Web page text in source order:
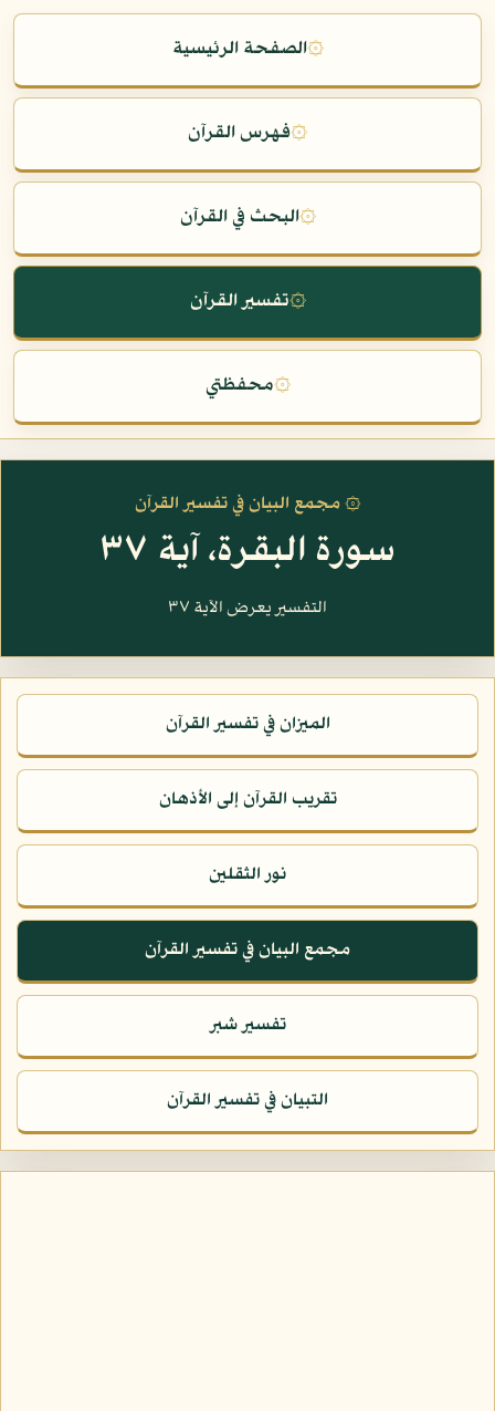
۞الصفحة الرئيسية
۞فهرس القرآن
۞البحث في القرآن
۞تفسير القرآن
۞محفظتي
۞ مجمع البيان في تفسير القرآن
سورة البقرة، آية ٣٧
التفسير يعرض الآية ٣٧
الميزان في تفسير القرآن
تقريب القرآن إلى الأذهان
نور الثقلين
مجمع البيان في تفسير القرآن
تفسير شبر
التبيان في تفسير القرآن